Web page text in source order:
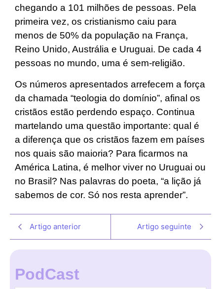
chegando a 101 milhões de pessoas. Pela
primeira vez, os cristianismo caiu para
menos de 50% da população na França,
Reino Unido, Austrália e Uruguai. De cada 4
pessoas no mundo, uma é sem-religião.
Os números apresentados arrefecem a força
da chamada “teologia do domínio”, afinal os
cristãos estão perdendo espaço. Continua
martelando uma questão importante: qual é
a diferença que os cristãos fazem em países
nos quais são maioria? Para ficarmos na
América Latina, é melhor viver no Uruguai ou
no Brasil? Nas palavras do poeta, “a lição já
sabemos de cor. Só nos resta aprender”.
Artigo anterior Artigo seguinte
PodCast